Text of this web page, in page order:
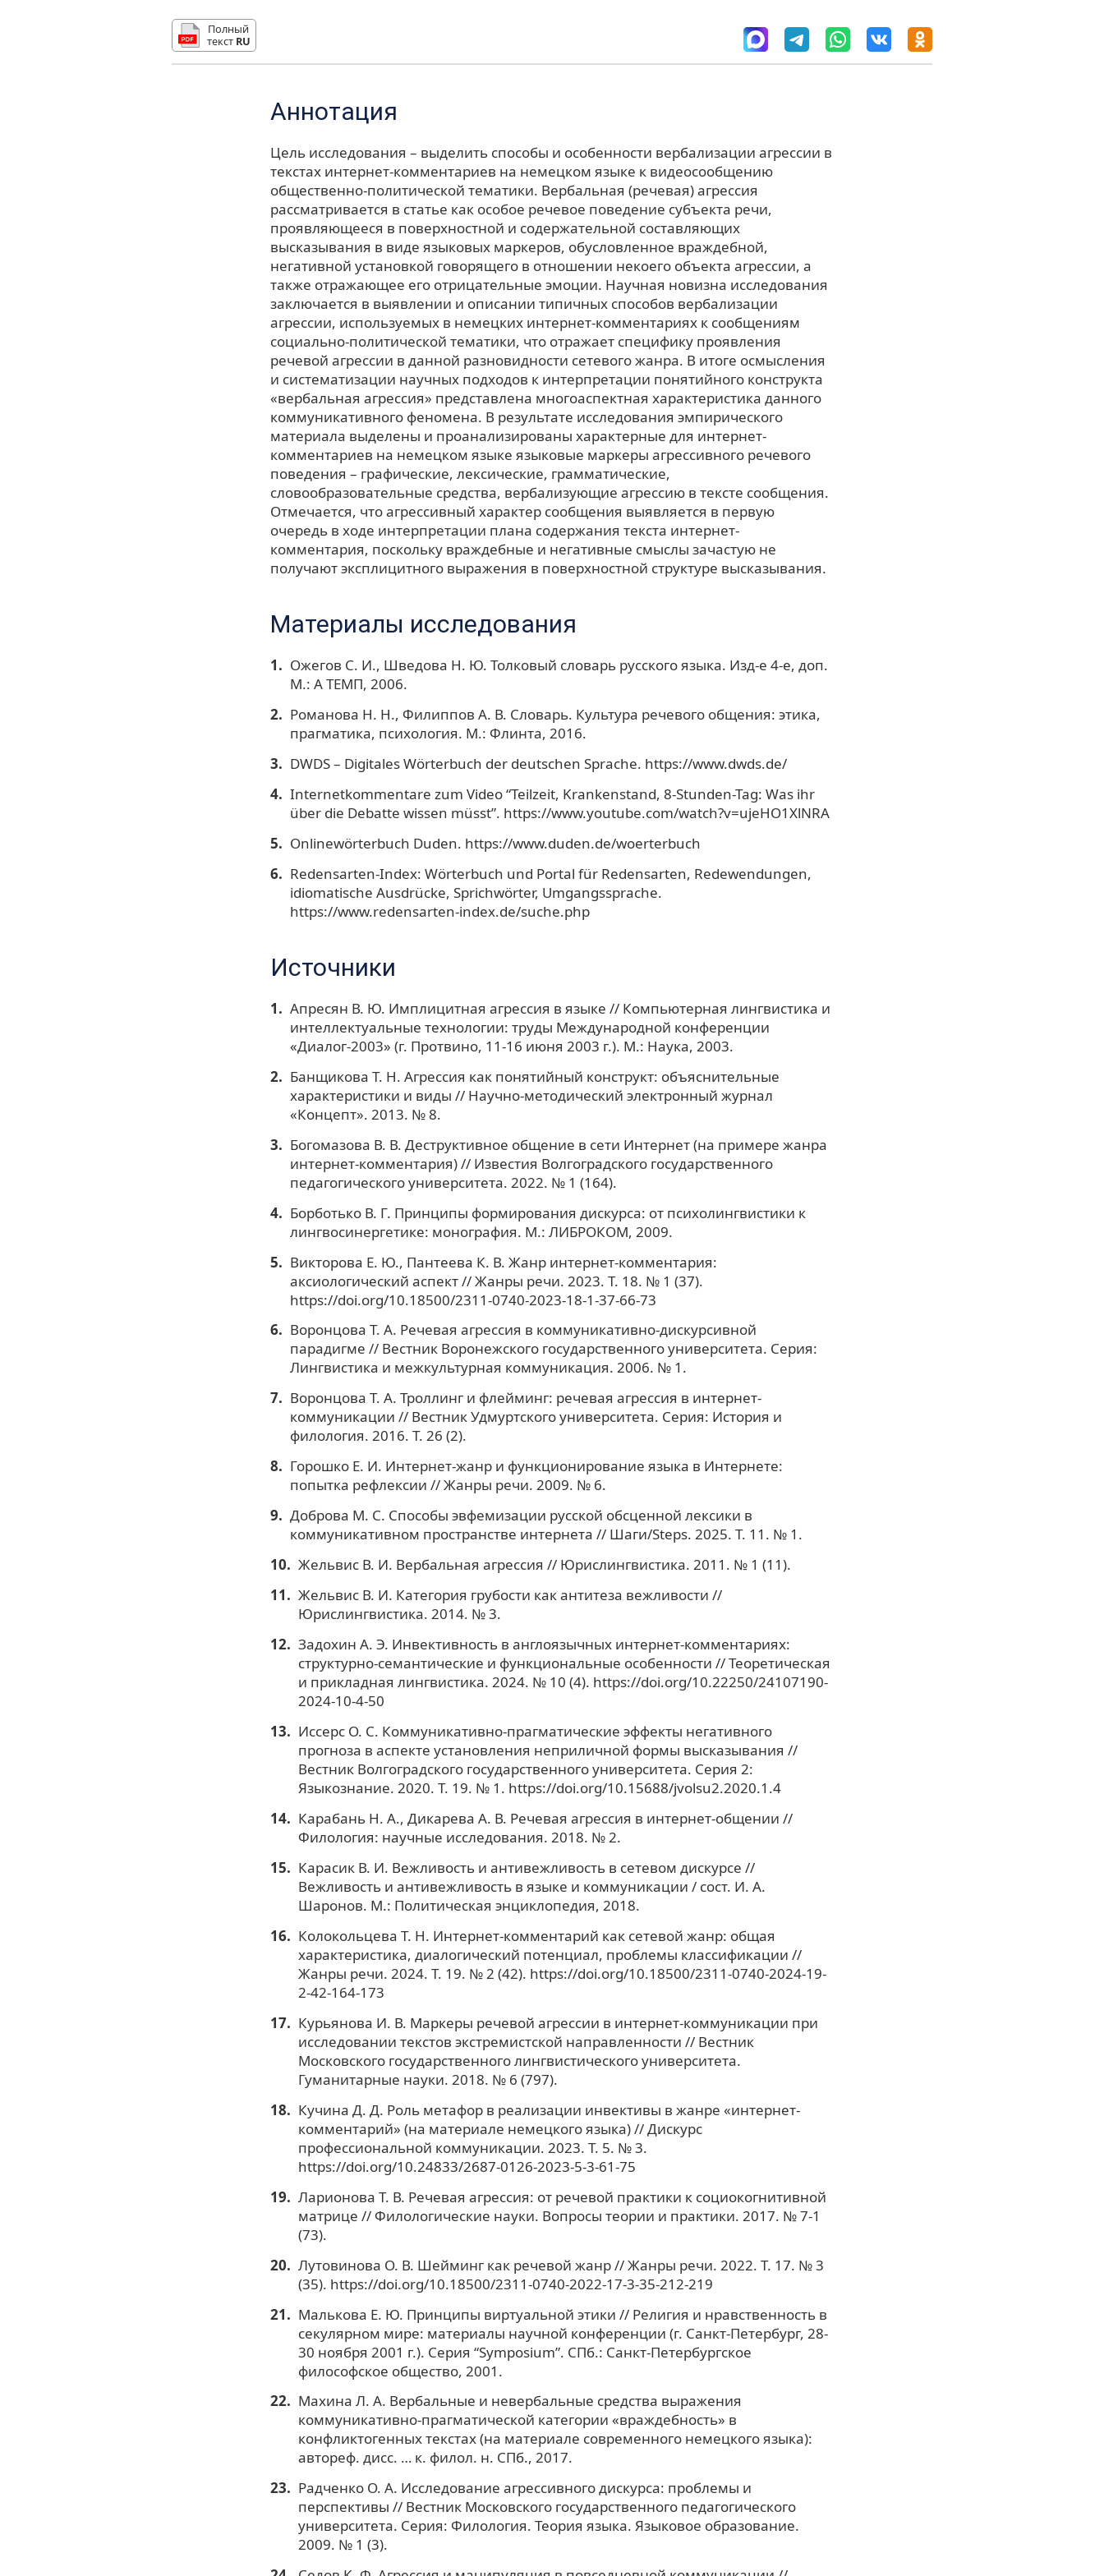
Полный
текст RU
Аннотация
Цель исследования – выделить способы и особенности вербализации агрессии в
текстах интернет-комментариев на немецком языке к видеосообщению
общественно-политической тематики. Вербальная (речевая) агрессия
рассматривается в статье как особое речевое поведение субъекта речи,
проявляющееся в поверхностной и содержательной составляющих
высказывания в виде языковых маркеров, обусловленное враждебной,
негативной установкой говорящего в отношении некоего объекта агрессии, а
также отражающее его отрицательные эмоции. Научная новизна исследования
заключается в выявлении и описании типичных способов вербализации
агрессии, используемых в немецких интернет-комментариях к сообщениям
социально-политической тематики, что отражает специфику проявления
речевой агрессии в данной разновидности сетевого жанра. В итоге осмысления
и систематизации научных подходов к интерпретации понятийного конструкта
«вербальная агрессия» представлена многоаспектная характеристика данного
коммуникативного феномена. В результате исследования эмпирического
материала выделены и проанализированы характерные для интернет-
комментариев на немецком языке языковые маркеры агрессивного речевого
поведения – графические, лексические, грамматические,
словообразовательные средства, вербализующие агрессию в тексте сообщения.
Отмечается, что агрессивный характер сообщения выявляется в первую
очередь в ходе интерпретации плана содержания текста интернет-
комментария, поскольку враждебные и негативные смыслы зачастую не
получают эксплицитного выражения в поверхностной структуре высказывания.
Материалы исследования
Ожегов С. И., Шведова Н. Ю. Толковый словарь русского языка. Изд-е 4-е, доп.
М.: А ТЕМП, 2006.
Романова Н. Н., Филиппов А. В. Словарь. Культура речевого общения: этика,
прагматика, психология. М.: Флинта, 2016.
DWDS – Digitales Wörterbuch der deutschen Sprache. https://www.dwds.de/
Internetkommentare zum Video “Teilzeit, Krankenstand, 8-Stunden-Tag: Was ihr
über die Debatte wissen müsst”. https://www.youtube.com/watch?v=ujeHO1XlNRA
Onlinewörterbuch Duden. https://www.duden.de/woerterbuch
Redensarten-Index: Wörterbuch und Portal für Redensarten, Redewendungen,
idiomatische Ausdrücke, Sprichwörter, Umgangssprache.
https://www.redensarten-index.de/suche.php
Источники
Апресян В. Ю. Имплицитная агрессия в языке // Компьютерная лингвистика и
интеллектуальные технологии: труды Международной конференции
«Диалог-2003» (г. Протвино, 11-16 июня 2003 г.). М.: Наука, 2003.
Банщикова Т. Н. Агрессия как понятийный конструкт: объяснительные
характеристики и виды // Научно-методический электронный журнал
«Концепт». 2013. № 8.
Богомазова В. В. Деструктивное общение в сети Интернет (на примере жанра
интернет-комментария) // Известия Волгоградского государственного
педагогического университета. 2022. № 1 (164).
Борботько В. Г. Принципы формирования дискурса: от психолингвистики к
лингвосинергетике: монография. М.: ЛИБРОКОМ, 2009.
Викторова Е. Ю., Пантеева К. В. Жанр интернет-комментария:
аксиологический аспект // Жанры речи. 2023. Т. 18. № 1 (37).
https://doi.org/10.18500/2311-0740-2023-18-1-37-66-73
Воронцова Т. А. Речевая агрессия в коммуникативно-дискурсивной
парадигме // Вестник Воронежского государственного университета. Серия:
Лингвистика и межкультурная коммуникация. 2006. № 1.
Воронцова Т. А. Троллинг и флейминг: речевая агрессия в интернет-
коммуникации // Вестник Удмуртского университета. Серия: История и
филология. 2016. Т. 26 (2).
Горошко Е. И. Интернет-жанр и функционирование языка в Интернете:
попытка рефлексии // Жанры речи. 2009. № 6.
Доброва М. С. Способы эвфемизации русской обсценной лексики в
коммуникативном пространстве интернета // Шаги/Steps. 2025. Т. 11. № 1.
Жельвис В. И. Вербальная агрессия // Юрислингвистика. 2011. № 1 (11).
Жельвис В. И. Категория грубости как антитеза вежливости //
Юрислингвистика. 2014. № 3.
Задохин А. Э. Инвективность в англоязычных интернет-комментариях:
структурно-семантические и функциональные особенности // Теоретическая
и прикладная лингвистика. 2024. № 10 (4). https://doi.org/10.22250/24107190-
2024-10-4-50
Иссерс О. С. Коммуникативно-прагматические эффекты негативного
прогноза в аспекте установления неприличной формы высказывания //
Вестник Волгоградского государственного университета. Серия 2:
Языкознание. 2020. Т. 19. № 1. https://doi.org/10.15688/jvolsu2.2020.1.4
Карабань Н. А., Дикарева А. В. Речевая агрессия в интернет-общении //
Филология: научные исследования. 2018. № 2.
Карасик В. И. Вежливость и антивежливость в сетевом дискурсе //
Вежливость и антивежливость в языке и коммуникации / сост. И. А.
Шаронов. М.: Политическая энциклопедия, 2018.
Колокольцева Т. Н. Интернет-комментарий как сетевой жанр: общая
характеристика, диалогический потенциал, проблемы классификации //
Жанры речи. 2024. Т. 19. № 2 (42). https://doi.org/10.18500/2311-0740-2024-19-
2-42-164-173
Курьянова И. В. Маркеры речевой агрессии в интернет-коммуникации при
исследовании текстов экстремистской направленности // Вестник
Московского государственного лингвистического университета.
Гуманитарные науки. 2018. № 6 (797).
Кучина Д. Д. Роль метафор в реализации инвективы в жанре «интернет-
комментарий» (на материале немецкого языка) // Дискурс
профессиональной коммуникации. 2023. Т. 5. № 3.
https://doi.org/10.24833/2687-0126-2023-5-3-61-75
Ларионова Т. В. Речевая агрессия: от речевой практики к социокогнитивной
матрице // Филологические науки. Вопросы теории и практики. 2017. № 7-1
(73).
Лутовинова О. В. Шейминг как речевой жанр // Жанры речи. 2022. Т. 17. № 3
(35). https://doi.org/10.18500/2311-0740-2022-17-3-35-212-219
Малькова Е. Ю. Принципы виртуальной этики // Религия и нравственность в
секулярном мире: материалы научной конференции (г. Санкт-Петербург, 28-
30 ноября 2001 г.). Серия “Symposium”. СПб.: Санкт-Петербургское
философское общество, 2001.
Махина Л. А. Вербальные и невербальные средства выражения
коммуникативно-прагматической категории «враждебность» в
конфликтогенных текстах (на материале современного немецкого языка):
автореф. дисс. … к. филол. н. СПб., 2017.
Радченко О. А. Исследование агрессивного дискурса: проблемы и
перспективы // Вестник Московского государственного педагогического
университета. Серия: Филология. Теория языка. Языковое образование.
2009. № 1 (3).